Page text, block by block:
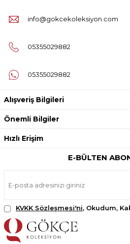
info@gokcekoleksiyon.com
05355029882
05355029882
Alışveriş Bilgileri
Önemli Bilgiler
Hızlı Erişim
E-BÜLTEN
KVKK Sözleşmesi'ni, Okudum,